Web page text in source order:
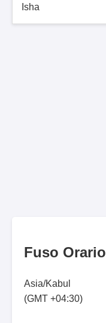
Isha
Fuso Orario
Asia/Kabul
(GMT +04:30)